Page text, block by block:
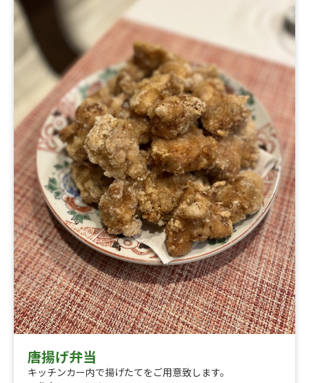
唐揚げ弁当
キッチンカー内で揚げたてをご用意致します。